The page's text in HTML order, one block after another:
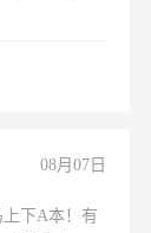
08月07日
下A本！有